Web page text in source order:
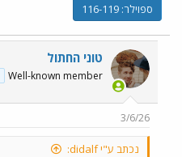
ספוילר: 116-119
טוני החתול
Well-known member
3/6/26
נכתב ע"י didalf: